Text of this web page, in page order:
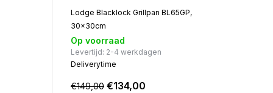
Lodge Blacklock Grillpan BL65GP,
30x30cm
Op voorraad
Levertijd: 2-4 werkdagen
Deliverytime
€149,00 €134,00